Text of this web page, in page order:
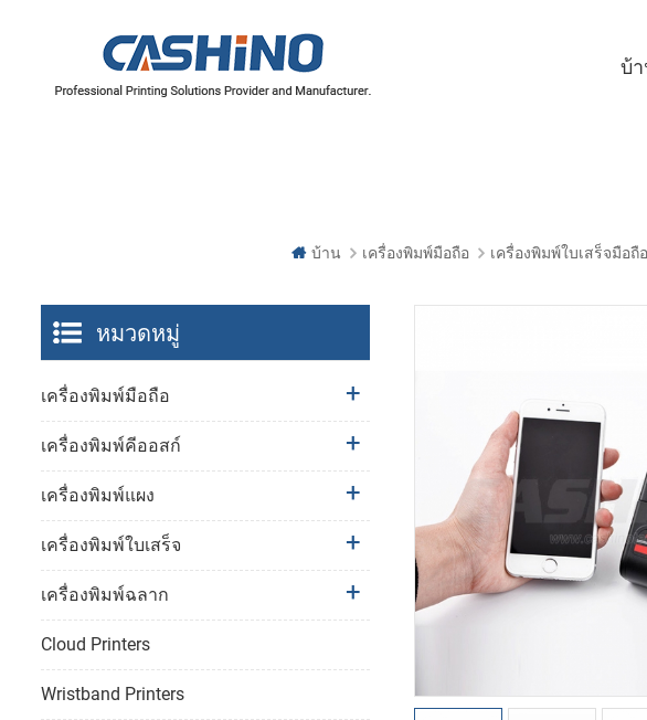
บ้
บ้าน เครื่องพิมพ์มือถือ เครื่องพิมพ์ใบเสร็จมือถือ
หมวดหมู่
เครื่องพิมพ์มือถือ
เครื่องพิมพ์คีออสก์
เครื่องพิมพ์แผง
เครื่องพิมพ์ใบเสร็จ
เครื่องพิมพ์ฉลาก
Cloud Printers
Wristband Printers